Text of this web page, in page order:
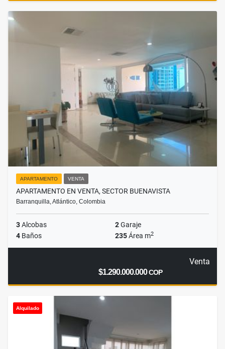
APARTAMENTO VENTA
APARTAMENTO EN VENTA, SECTOR BUENAVISTA
Barranquilla, Atlántico, Colombia
3Alcobas 2Garaje
4 Baños 235Área m2
Venta
$1.290.000.000COP
Alquilado